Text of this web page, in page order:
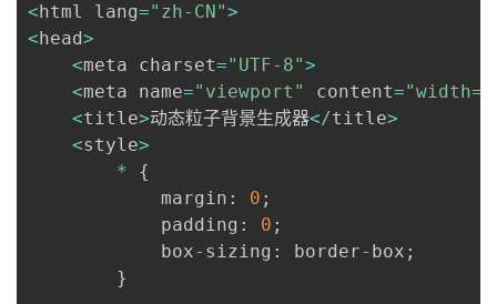
<html lang="zh-CN">
<head>
<meta charset="UTF-8">
<meta name="viewport" content=
<title>动态粒子背景生成器</title>
<style>
*
{
            margin
: 0 ;
            padding
: 0 ;
            box
- sizing : border- box ;
}